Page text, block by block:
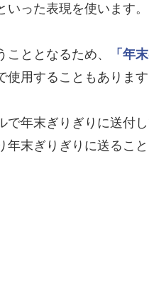
いった表現を使います。
ととなるため、
「年
使用することもあります
年末ぎりぎりに送付
末ぎりぎりに送るこ